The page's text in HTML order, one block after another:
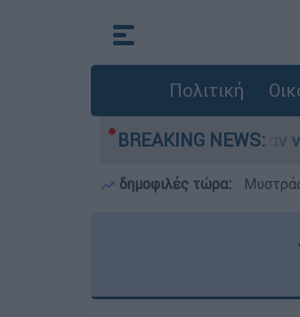
Πολιτική
BREAKING NEWS:
Πήγαν να κλέψουν
δημοφιλές τώρα: